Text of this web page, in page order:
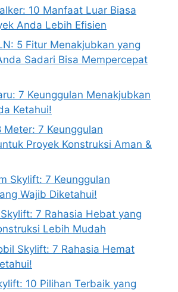
10 Manfaat Luar Biasa
Anda Lebih Efisien
5 Fitur Menakjubkan yang
Sadari Bisa Mempercepat
7 Keunggulan Menakjubkan
Ketahui!
Meter: 7 Keunggulan
Proyek Konstruksi Aman &
Skylift: 7 Keunggulan
Wajib Diketahui!
7 Rahasia Hebat yang
Lebih Mudah
Skylift: 7 Rahasia Hemat
10 Pilihan Terbaik yang